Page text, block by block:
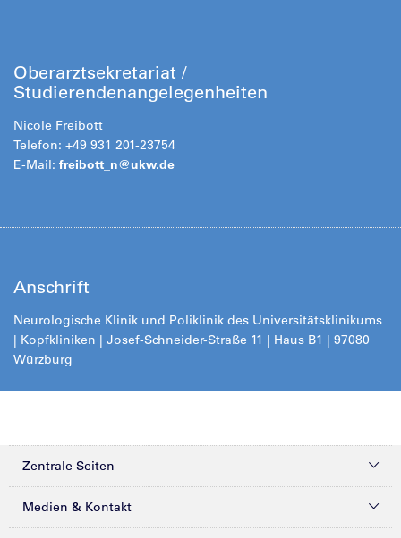
Oberarztsekretariat /
Studierendenangelegenheiten
Nicole Freibott
Telefon: +49 931 201-23754
E-Mail: freibott_n@ukw.de
Anschrift
Neurologische Klinik und Poliklinik des Universitätsklinikums
| Kopfkliniken | Josef-Schneider-Straße 11 | Haus B1 | 97080
Würzburg
Zentrale Seiten
Kliniken & Zentren
Medien & Kontakt